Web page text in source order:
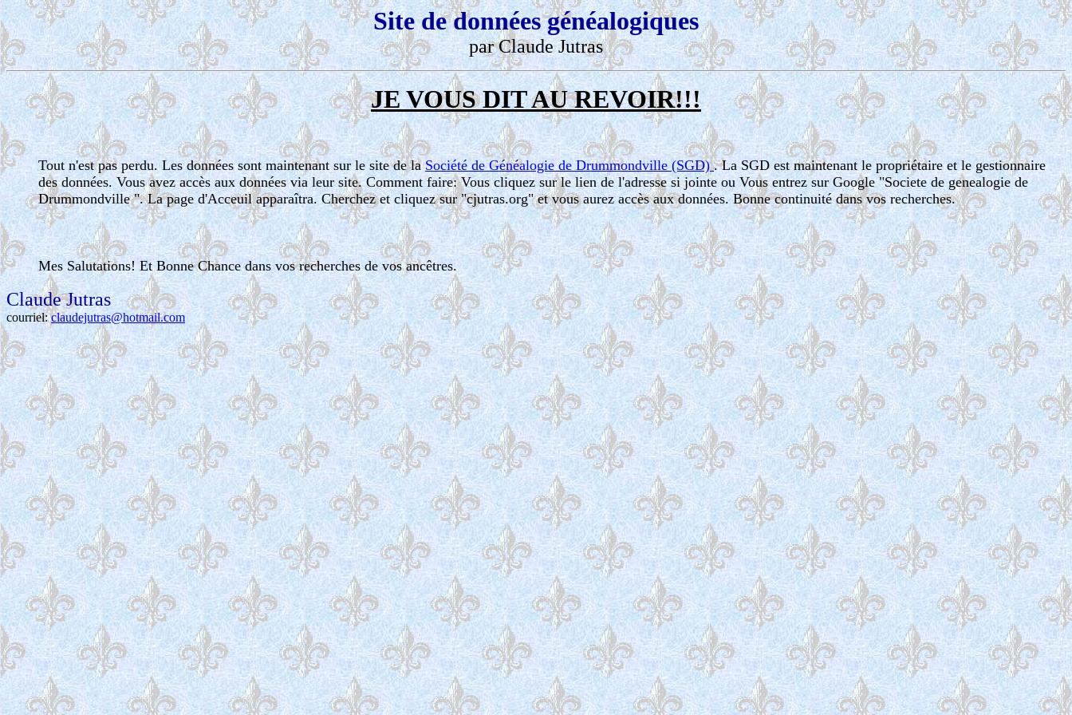
Site de données généalogiques
par Claude Jutras
JE VOUS DIT AU REVOIR!!!
Tout n'est pas perdu. Les données sont maintenant sur le site de laSociété de Généalogie de Drummondville (SGD). La SGD est maintenant le propriétaire et le gestionnaire
des données. Vous avez accès aux données via leur site. Comment faire: Vous cliquez sur le lien de l'adresse si jointe ou Vous entrez sur Google "Societe de genealogie de
Drummondville ". La page d'Acceuil apparaîtra. Cherchez et cliquez sur "cjutras.org" et vous aurez accès aux données. Bonne continuité dans vos recherches.
Mes Salutations! Et Bonne Chance dans vos recherches de vos ancêtres.
Claude Jutras
courriel:claudejutras@hotmail.com